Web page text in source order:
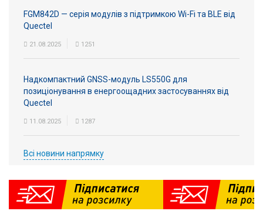
FGM842D — серія модулів з підтримкою Wi-Fi та BLE від
Quectel
21.08.2025 1251
Надкомпактний GNSS-модуль LS550G для
позиціонування в енергоощадних застосуваннях від
Quectel
11.08.2025 1287
Всі новини напрямку